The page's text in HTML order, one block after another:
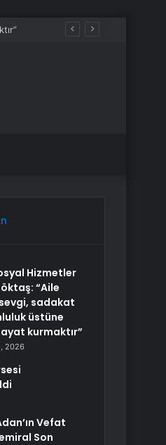
Hizmetler
“Aile
sadakat
üstüne
kurmaktır”
2026
Vefat
Son